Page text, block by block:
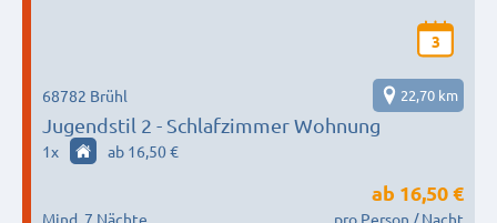
3
Jugendstil 2 - Schlafzimmer Wohnung
68782 Brühl 22,70 km
1x ab 16,50 €
Mind. 7 Nächte
ab 16,50 €
pro Person / Nacht